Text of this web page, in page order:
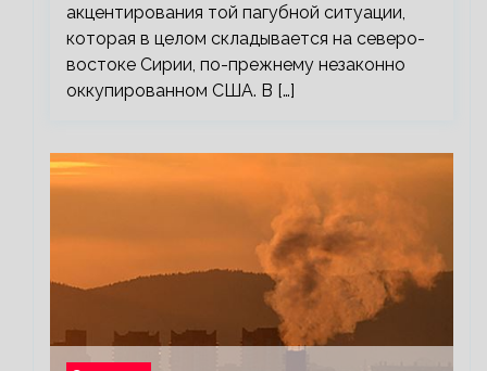
акцентирования той пагубной ситуации,
которая в целом складывается на северо-
востоке Сирии, по-прежнему незаконно
оккупированном США. В […]